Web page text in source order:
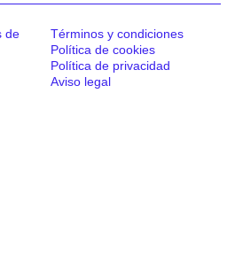
de
Términos y condiciones
Política de cookies
Política de privacidad
Aviso legal